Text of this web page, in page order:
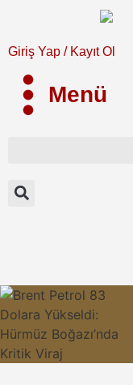
Giriş Yap / Kayıt Ol
Menü